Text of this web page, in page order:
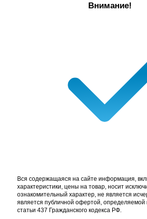
Внимание!
Вся содержащаяся на сайте информация,
характеристики, цены на товар, носит
ознакомительный характер, не является
является публичной офертой,
статьи 437 Гражданского кодекса РФ.